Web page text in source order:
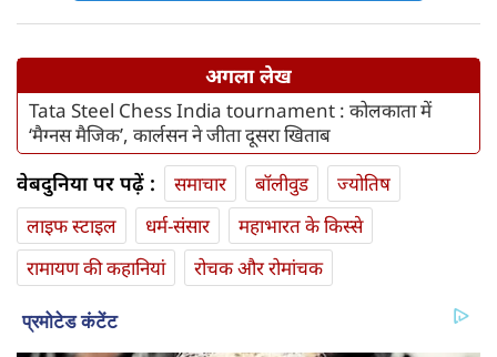
अगला लेख
Tata Steel Chess India tournament : कोलकाता में
‘मैग्नस मैजिक’, कार्लसन ने जीता दूसरा खिताब
वेबदुनिया पर पढ़ें : समाचार बॉलीवुड
ज्योतिष
लाइफ स्‍टाइल
धर्म-संसार
महाभारत के किस्से
रामायण की कहानियां
रोचक और रोमांचक